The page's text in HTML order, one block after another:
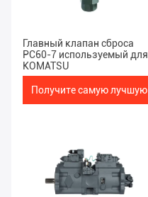
Главный клапан сброса
PC60-7 используемый для
KOMATSU
Получите самую лучшую